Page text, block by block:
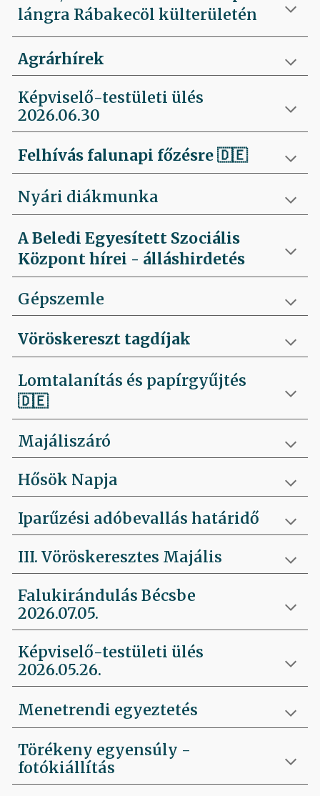
lángra Rábakecöl külterületén
Agrárhírek
Képviselő-testületi ülés
2026.06.30
Felhívás falunapi főzésre🇩🇪
Nyári diákmunka
A Beledi Egyesített Szociális
Központ hírei - álláshirdetés
Gépszemle
Vöröskereszt tagdíjak
Lomtalanítás és papírgyűjtés
🇩🇪
Majáliszáró
Hősök Napja
Iparűzési adóbevallás határidő
III. Vöröskeresztes Majális
Falukirándulás Bécsbe
2026.07.05.
Képviselő-testületi ülés
2026.05.26.
Menetrendi egyeztetés
Törékeny egyensúly -
fotókiállítás